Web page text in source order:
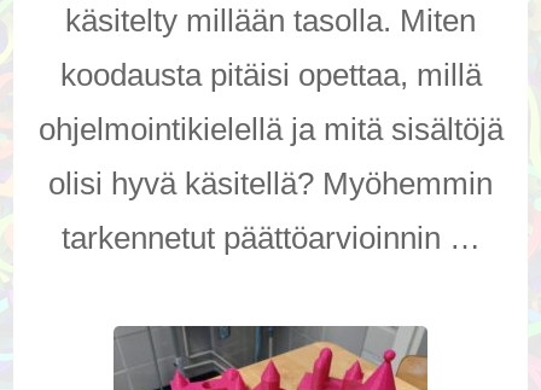
käsitelty millään tasolla. Miten
koodausta pitäisi opettaa, millä
ohjelmointikielellä ja mitä sisältöjä
olisi hyvä käsitellä? Myöhemmin
tarkennetut päättöarvioinnin …